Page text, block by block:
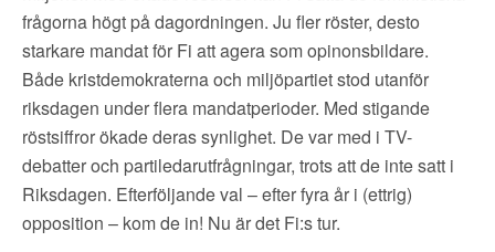
frågorna högt på dagordningen. Ju fler röster, desto
starkare mandat för Fi att agera som opinonsbildare.
Både kristdemokraterna och miljöpartiet stod utanför
riksdagen under flera mandatperioder. Med stigande
röstsiffror ökade deras synlighet. De var med i TV-
debatter och partiledarutfrågningar, trots att de inte satt i
Riksdagen. Efterföljande val – efter fyra år i (ettrig)
opposition – kom de in! Nu är det Fi:s tur.